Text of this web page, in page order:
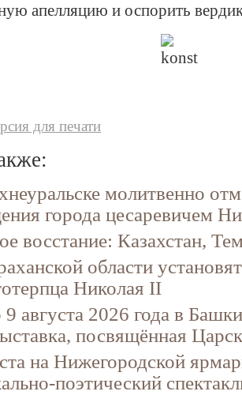
апелляцию и оспорить
для печати
молитвенно
города цесаревичем
восстание: Казахстан,
области
Николая II
августа 2026 года в
посвящённая
на Нижегородской
поэтический